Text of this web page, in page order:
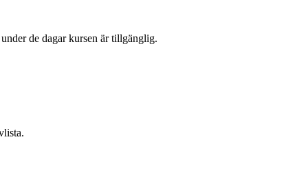
de dagar kursen är tillgänglig.